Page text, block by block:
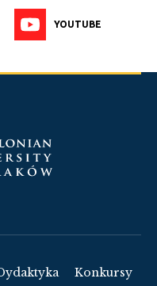
YOUTUBE
Konkursy